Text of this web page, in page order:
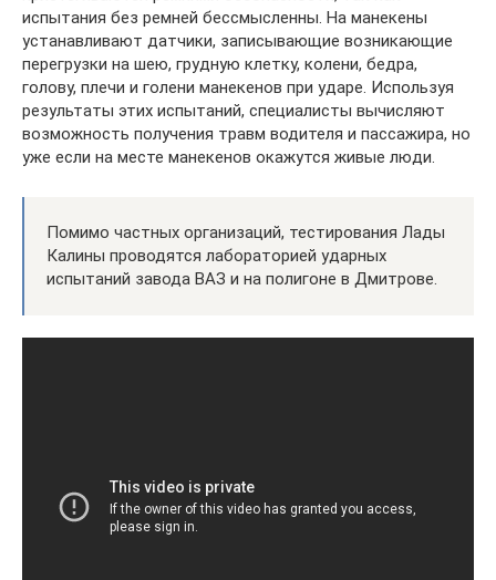
испытания без ремней бессмысленны. На манекены
устанавливают датчики, записывающие возникающие
перегрузки на шею, грудную клетку, колени, бедра,
голову, плечи и голени манекенов при ударе. Используя
результаты этих испытаний, специалисты вычисляют
возможность получения травм водителя и пассажира, но
уже если на месте манекенов окажутся живые люди.
Помимо частных организаций, тестирования Лады
Калины проводятся лабораторией ударных
испытаний завода ВАЗ и на полигоне в Дмитрове.